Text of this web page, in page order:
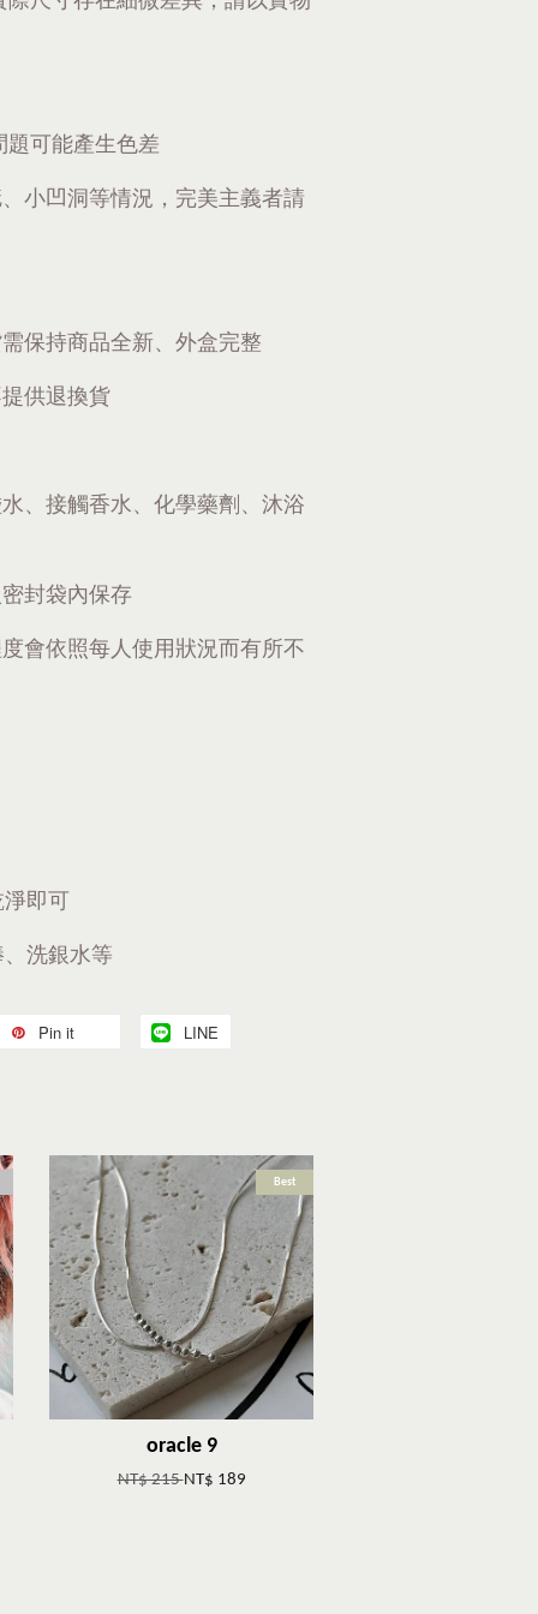
可能產生色差
小凹洞等情況，完美主義者請
保持商品全新、外盒完整
供退換貨
、接觸香水、化學藥劑、沐浴
封袋內保存
會依照每人使用狀況而有所不
即可
洗銀水等
Pin it LINE
Best
oracle 9
NT$ 215NT$ 189